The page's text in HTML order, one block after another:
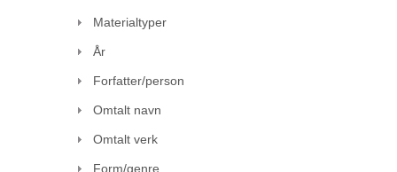
Materialtyper
År
Forfatter/person
Omtalt navn
Omtalt verk
Form/genre